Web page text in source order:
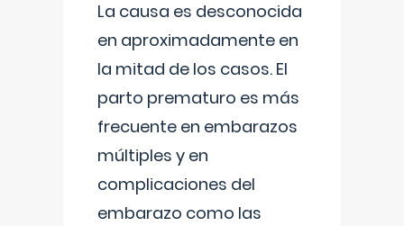
La causa es desconocida
en aproximadamente en
la mitad de los casos. El
parto prematuro es más
frecuente en embarazos
múltiples y en
complicaciones del
embarazo como las